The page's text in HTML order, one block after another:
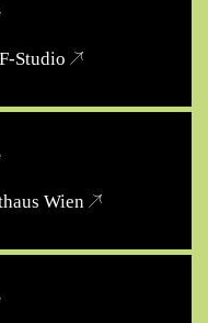
Studio
Wien